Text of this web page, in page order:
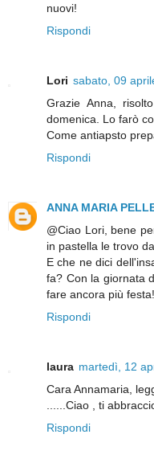
nuovi!
Rispondi
Lori sabato, 09
Grazie Anna,
domenica. Lo farò
Come antiapsto
Rispondi
ANNA MARIA
@Ciao Lori, bene
in pastella le trovo
E che ne dici
fa? Con la giornata
fare ancora più
Rispondi
laura martedì, 12
Cara Annamaria,
......Ciao , ti
Rispondi